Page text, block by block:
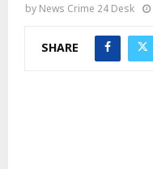
by News Crime 24 Desk
SHARE